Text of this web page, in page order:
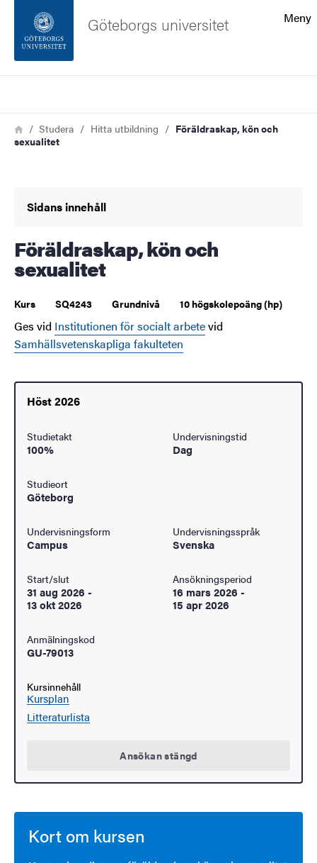
Sidfoten
Om webbplatsen
Meny
Göteborgs universitet
Länkstig
HemStudera Hitta utbildning
Föräldraskap, kön och
sexualitet
Sidans innehåll
Föräldraskap, kön och
sexualitet
Kurs SQ4243 Grundnivå 10 högskolepoäng (hp)
Ges vid Institutionen för socialt arbetevid
Samhällsvetenskapliga fakulteten
Höst 2026
Studietakt
100%
Undervisningstid
Dag
Studieort
Göteborg
Undervisningsform
Campus
Undervisningsspråk
Svenska
Start/slut
31 aug 2026 -
13 okt 2026
Ansökningsperiod
16 mars 2026 -
15 apr 2026
Anmälningskod
GU-79013
Kursinnehåll
Kursplan
Litteraturlista
Ansökan stängd
Kort om kursen